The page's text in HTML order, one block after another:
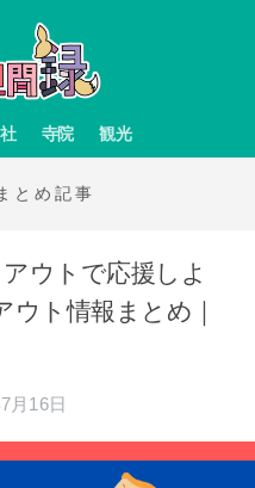
寺院 観光
とめ記事
ウトで応援しよ
ウト情報まとめ｜
月16日